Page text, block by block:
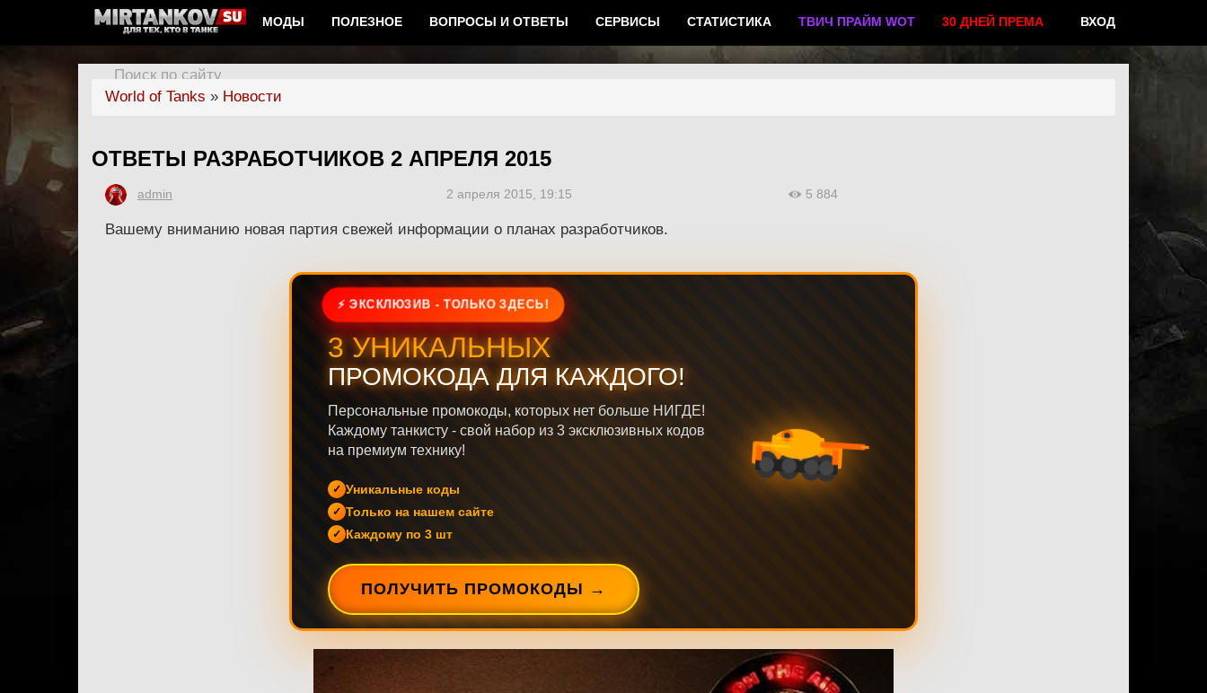
МОДЫ ПОЛЕЗНОЕ ВОПРОСЫ И ОТВЕТЫ СЕРВИСЫ СТАТИСТИКА ТВИЧ ПРАЙМ WOT 30 ДНЕЙ ПРЕМА ВХОД
Поиск по сайту
World of Tanks » Новости
ОТВЕТЫ РАЗРАБОТЧИКОВ 2 АПРЕЛЯ 2015
admin 2 апреля 2015, 19:15 5 884
Вашему вниманию новая партия свежей информации о планах разработчиков.
⚡ ЭКСКЛЮЗИВ - ТОЛЬКО ЗДЕСЬ!
3 УНИКАЛЬНЫХ
ПРОМОКОДА ДЛЯ КАЖДОГО!
Персональные промокоды, которых нет больше НИГДЕ!
Каждому танкисту - свой набор из 3 эксклюзивных кодов
на премиум технику!
Уникальные коды
Только на нашем сайте
Каждому по 3 шт
ПОЛУЧИТЬ ПРОМОКОДЫ →